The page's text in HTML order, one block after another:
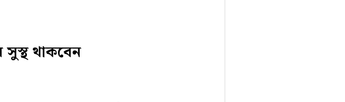
সুস্থ থাকবেন